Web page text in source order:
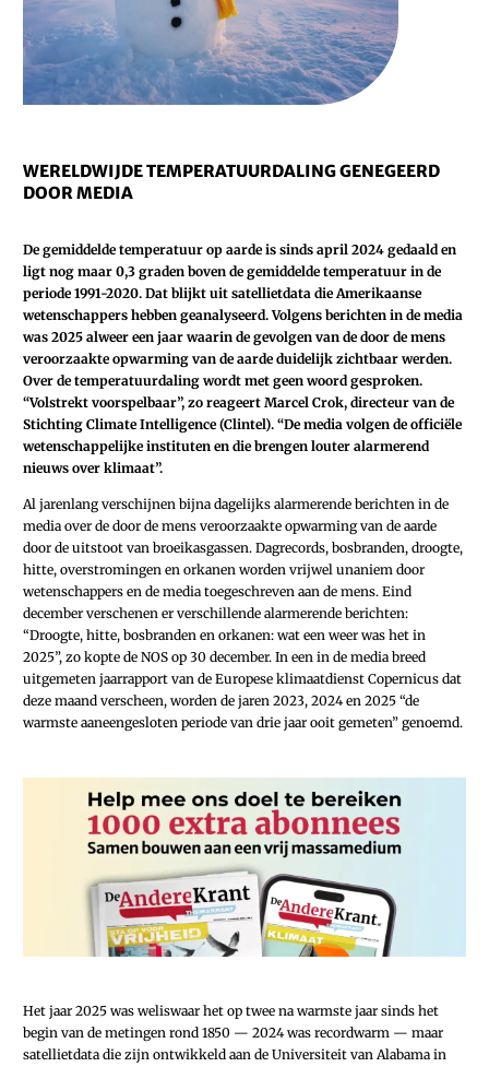
WERELDWIJDE TEMPERATUURDALING GENEGEERD
DOOR MEDIA
De gemiddelde temperatuur op aarde is sinds april 2024 gedaald en
ligt nog maar 0,3 graden boven de gemiddelde temperatuur in de
periode 1991-2020. Dat blijkt uit satellietdata die Amerikaanse
wetenschappers hebben geanalyseerd. Volgens berichten in de media
was 2025 alweer een jaar waarin de gevolgen van de door de mens
veroorzaakte opwarming van de aarde duidelijk zichtbaar werden.
Over de temperatuurdaling wordt met geen woord gesproken.
“Volstrekt voorspelbaar”, zo reageert Marcel Crok, directeur van de
Stichting Climate Intelligence (Clintel). “De media volgen de officiële
wetenschappelijke instituten en die brengen louter alarmerend
nieuws over klimaat”.
Al jarenlang verschijnen bijna dagelijks alarmerende berichten in de
media over de door de mens veroorzaakte opwarming van de aarde
door de uitstoot van broeikasgassen. Dagrecords, bosbranden, droogte,
hitte, overstromingen en orkanen worden vrijwel unaniem door
wetenschappers en de media toegeschreven aan de mens. Eind
december verschenen er verschillende alarmerende berichten:
“Droogte, hitte, bosbranden en orkanen: wat een weer was het in
2025”, zo kopte de NOS op 30 december. In een in de media breed
uitgemeten jaarrapport van de Europese klimaatdienst Copernicus dat
deze maand verscheen, worden de jaren 2023, 2024 en 2025 “de
warmste aaneengesloten periode van drie jaar ooit gemeten” genoemd.
Het jaar 2025 was weliswaar het op twee na warmste jaar sinds het
begin van de metingen rond 1850 — 2024 was recordwarm — maar
satellietdata die zijn ontwikkeld aan de Universiteit van Alabama in